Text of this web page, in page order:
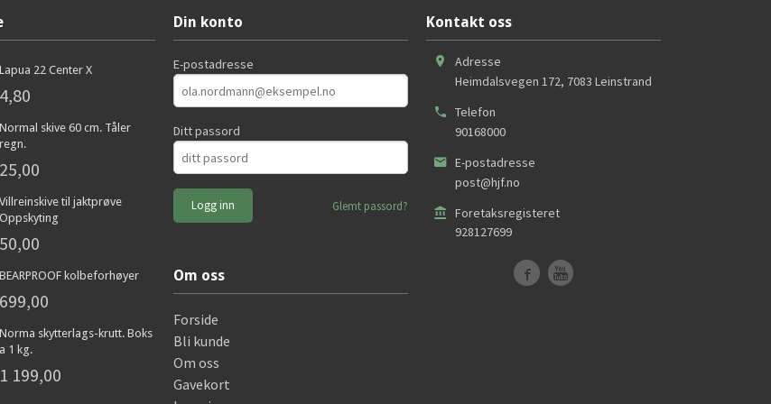
Lapua 22 Center X
4,80
Normal skive 60 cm. Tåler
regn.
25,00
Villreinskive til jaktprøve
Oppskyting
50,00
BEARPROOF kolbeforhøyer
699,00
Norma skytterlags-krutt. Boks
a 1 kg.
1 199,00
Din konto
E-postadresse
Ditt passord
Glemt passord?
Om oss
Forside
Bli kunde
Om oss
Gavekort
Kontakt oss
Adresse
Heimdalsvegen 172, 7083 Leinstrand
Telefon
90168000
E-postadresse
post@hjf.no
Foretaksregisteret
928127699